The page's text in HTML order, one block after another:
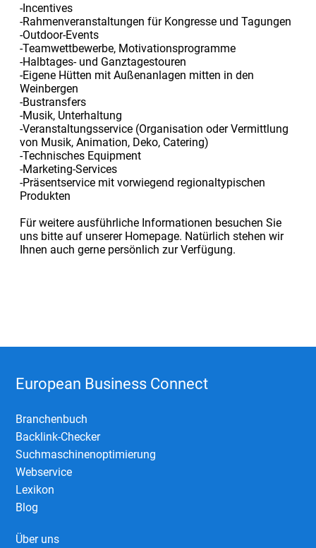
-Incentives
-Rahmenveranstaltungen für Kongresse und Tagungen
-Outdoor-Events
-Teamwettbewerbe, Motivationsprogramme
-Halbtages- und Ganztagestouren
-Eigene Hütten mit Außenanlagen mitten in den
Weinbergen
-Bustransfers
-Musik, Unterhaltung
-Veranstaltungsservice (Organisation oder Vermittlung
von Musik, Animation, Deko, Catering)
-Technisches Equipment
-Marketing-Services
-Präsentservice mit vorwiegend regionaltypischen
Produkten
Für weitere ausführliche Informationen besuchen Sie
uns bitte auf unserer Homepage. Natürlich stehen wir
Ihnen auch gerne persönlich zur Verfügung.
European Business Connect
Branchenbuch
Backlink-Checker
Suchmaschinenoptimierung
Webservice
Lexikon
Blog
Über uns